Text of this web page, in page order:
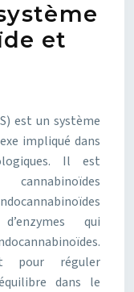
et
est un système
impliqué dans
Il est
qui
pour réguler
dans le